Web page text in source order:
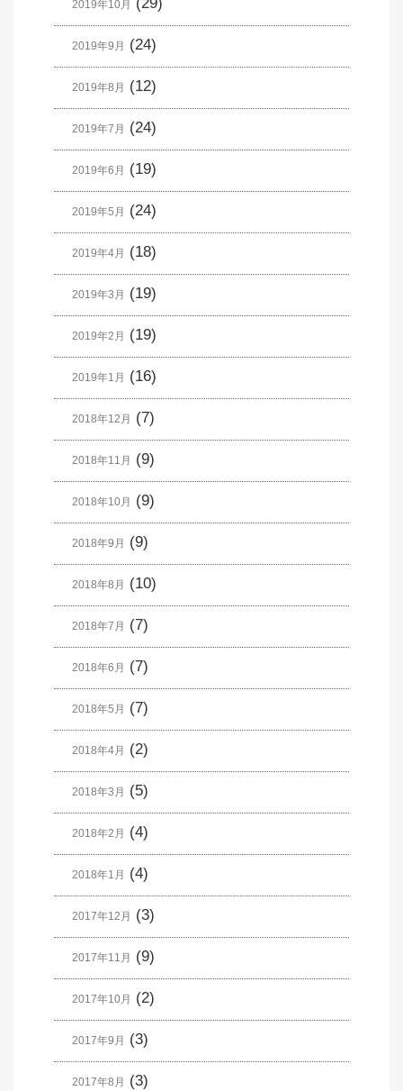
2019年10月
2019年9月 (24)
2019年8月 (12)
2019年7月 (24)
2019年6月 (19)
2019年5月 (24)
2019年4月 (18)
2019年3月 (19)
2019年2月 (19)
2019年1月 (16)
2018年12月 (7)
2018年11月 (9)
2018年10月 (9)
2018年9月 (9)
2018年8月 (10)
2018年7月 (7)
2018年6月 (7)
2018年5月 (7)
2018年4月 (2)
2018年3月 (5)
2018年2月 (4)
2018年1月 (4)
2017年12月 (3)
2017年11月 (9)
2017年10月 (2)
2017年9月 (3)
2017年8月 (3)